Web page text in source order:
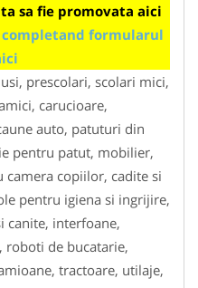
sa fie promovata aici
completand formularul
prescolari, scolari mici,
carucioare,
auto, patuturi din
pentru patut, mobilier,
copiilor, cadite si
pentru igiena si ingrijire,
canite, interfoane,
roboti de bucatarie,
tractoare, utilaje,